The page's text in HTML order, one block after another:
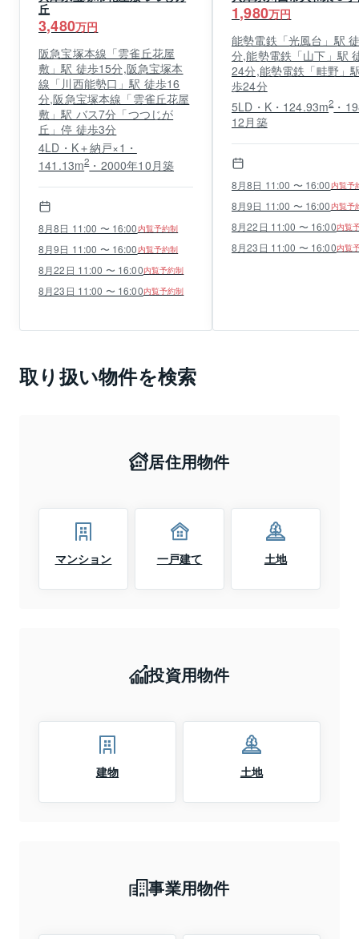
丘
3,480万円
阪急宝塚本線「雲雀丘花屋
敷」駅 徒歩15分,阪急宝塚本
線「川西能勢口」駅 徒歩16
分,阪急宝塚本線「雲雀丘花屋
敷」駅 バス7分「つつじが
丘」停 徒歩3分
4LD・K＋納戸×1・
141.13m2・2000年10月築
8月8日 11:00 〜 16:00 内覧予約制
8月9日 11:00 〜 16:00 内覧予約制
8月22日 11:00 〜 16:00内覧予約制
8月23日 11:00 〜 16:00内覧予約制
1,980万円
能勢電鉄「光風台」駅
分,能勢電鉄「山下」駅
24分,能勢電鉄「畦野」
歩24分
5LD・K・124.93m2・
12月築
8月8日 11:00 〜 16:00 内覧予
8月9日 11:00 〜 16:00 内覧予
8月22日 11:00 〜 16:00内覧
8月23日 11:00 〜 16:00内覧
取り扱い物件を検索
居住用物件
マンション 一戸建て 土地
投資用物件
建物 土地
事業用物件